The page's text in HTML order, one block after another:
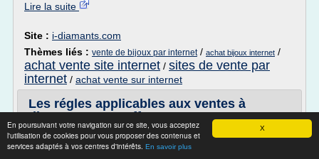
X
En poursuivant votre navigation sur ce site, vous acceptez
l'utilisation de cookies pour vous proposer des contenus et
services adaptés à vos centres d'intérêts. En savoir plus
Lire la suite
Site : i-diamants.com
Thèmes liés : vente de bijoux par internet/ achat bijoux internet /
achat vente site internet / sites de vente par
internet / achat vente sur internet
Les régles applicables aux ventes à
distance et aux offres ...
Ventes par internet, vente par correspondance,
opérations commerciales promotionnelles, soldes..., les